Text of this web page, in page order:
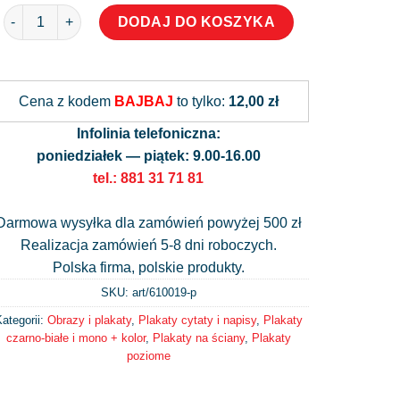
ilość Plakat z napisem zakupy to moje kardio
DODAJ DO KOSZYKA
Cena z kodem BAJBAJ to tylko: 12,00 zł
Infolinia telefoniczna:
poniedziałek — piątek: 9.00-16.00
tel.: 881 31 71 81
wysyłka dla zamówień powyżej 500 zł
Realizacja zamówień 5-8 dni roboczych.
Polska firma, polskie produkty.
SKU: art/610019-p
Obrazy i plakaty, Plakaty cytaty i napisy, Plakaty
czarno-białe i mono + kolor, Plakaty na ściany, Plakaty
poziome